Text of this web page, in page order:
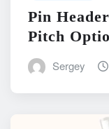
Pin
Pitch
Sergey